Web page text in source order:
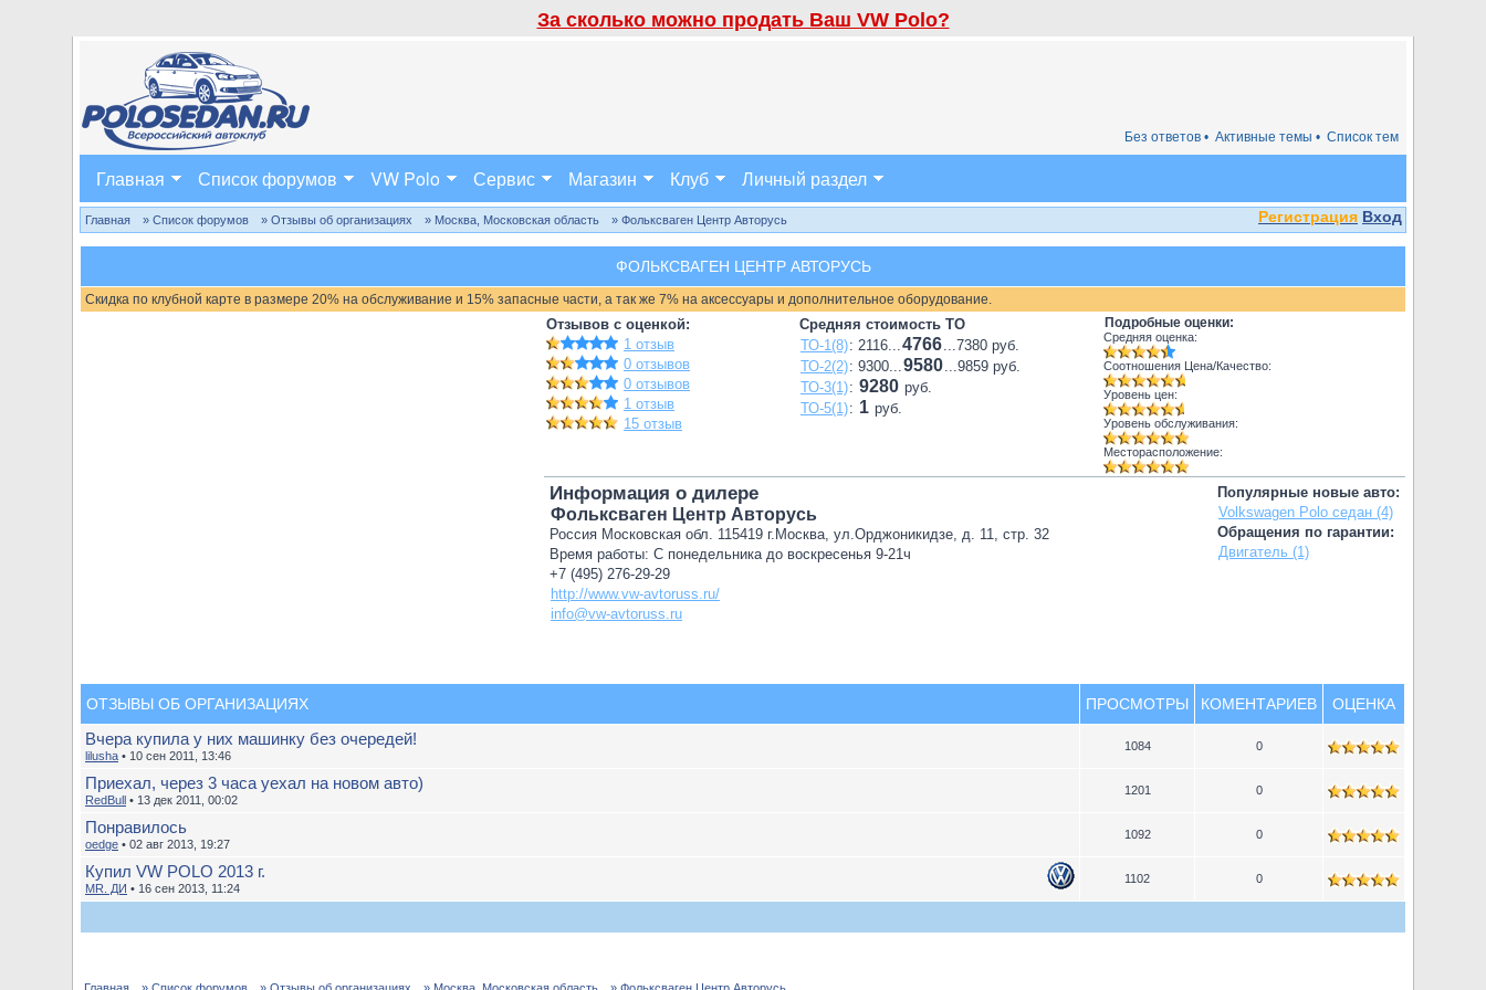
За сколько можно продать Ваш VW Polo?
Список тем
Активные темы •
Без ответов •
Главная Список форумов VW Polo Сервис Магазин Клуб Личный раздел
Регистрация Вход
Главная » Список форумов » Отзывы об организациях » Москва, Московская область » Фольксваген Центр Авторусь
ФОЛЬКСВАГЕН ЦЕНТР АВТОРУСЬ
Скидка по клубной карте в размере 20% на обслуживание и 15% запасные части, а так же 7% на аксессуары и дополнительное оборудование.
Отзывов с оценкой:
1 отзыв
0 отзывов
0 отзывов
1 отзыв
15 отзыв
Средняя стоимость ТО
ТО-1(8): 2116...4766...7380 руб.
ТО-2(2): 9300...9580...9859 руб.
ТО-3(1): 9280 руб.
ТО-5(1): 1 руб.
Подробные оценки:
Средняя оценка:
Соотношения Цена/Качество:
Уровень цен:
Уровень обслуживания:
Месторасположение:
Популярные новые авто:
Volkswagen Polo седан (4)
Обращения по гарантии:
Двигатель (1)
Информация о дилере
Фольксваген Центр Авторусь
Россия Московская обл. 115419 г.Москва, ул.Орджоникидзе, д. 11, стр. 32
Время работы: С понедельника до воскресенья 9-21ч
+7 (495) 276-29-29
http://www.vw-avtoruss.ru/
info@vw-avtoruss.ru
ОТЗЫВЫ ОБ ОРГАНИЗАЦИЯХ ПРОСМОТРЫ КОМЕНТАРИЕВ ОЦЕНКА
Вчера купила у них машинку без очередей!
lilusha • 10 сен 2011, 13:46
1084 0
Приехал, через 3 часа уехал на новом авто)
RedBull • 13 дек 2011, 00:02
1201 0
Понравилось
oedge • 02 авг 2013, 19:27
1092 0
Купил VW POLO 2013 г.
MR. ДИ • 16 сен 2013, 11:24
1102 0